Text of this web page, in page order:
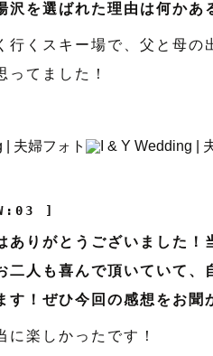
沢を選ばれた理由は何かあ
行くスキー場で、父と母
ってました！
]
ありがとうございました
二人も喜んで頂いていて、
す！ぜひ今回の感想をお聞
に楽しかったです！